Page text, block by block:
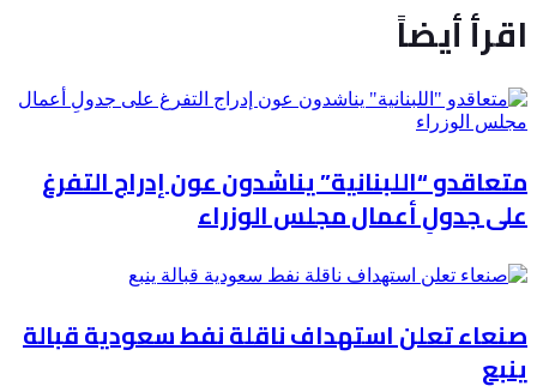
اقرأ أيضاً
متعاقدو “اللبنانية” يناشدون عون إدراج التفرغ
على جدولِ أعمال مجلس الوزراء
صنعاء تعلن استهداف ناقلة نفط سعودية قبالة
ينبع